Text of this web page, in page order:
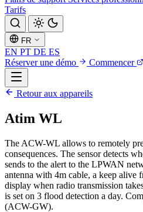
Tarifs
FR
EN PT DE ES
Réserver une démo
Commencer
Retour aux appareils
Atim WL
The ACW-WL allows to remotely
consequences. The sensor detects
sends to the alert to the LPWAN
antenna with 4m cable, a keep alive
display when radio transmission
is set on 3 flood detection a day.
(ACW-GW).